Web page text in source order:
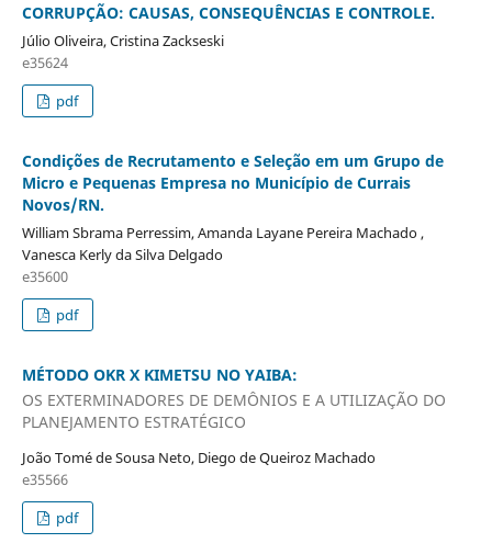
CORRUPÇÃO: CAUSAS, CONSEQUÊNCIAS E CONTROLE.
Júlio Oliveira, Cristina Zackseski
e35624
pdf
Condições de Recrutamento e Seleção em um Grupo de
Micro e Pequenas Empresa no Município de Currais
Novos/RN.
William Sbrama Perressim, Amanda Layane Pereira Machado ,
Vanesca Kerly da Silva Delgado
e35600
pdf
MÉTODO OKR X KIMETSU NO YAIBA:
OS EXTERMINADORES DE DEMÔNIOS E A UTILIZAÇÃO DO
PLANEJAMENTO ESTRATÉGICO
João Tomé de Sousa Neto, Diego de Queiroz Machado
e35566
pdf